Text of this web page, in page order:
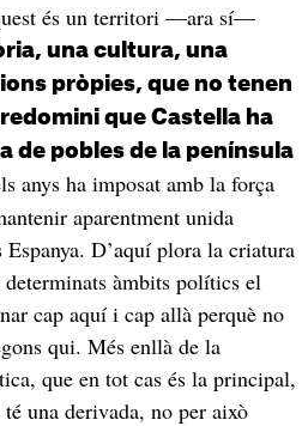
és un territori —ara sí—
una cultura, una
pròpies, que no tenen
que Castella ha
de pobles de la península
anys ha imposat amb la força
aparentment unida
Espanya. D’aquí plora la criatura
àmbits polítics el
cap aquí i cap allà perquè no
qui. Més enllà de la
que en tot cas és la principal,
una derivada, no per això